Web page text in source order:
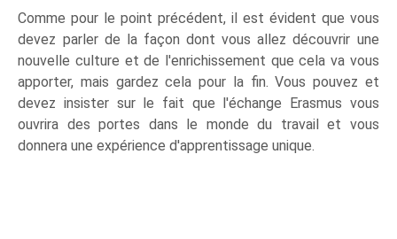
Comme pour le point précédent, il est évident que vous
devez parler de la façon dont vous allez découvrir une
nouvelle culture et de l'enrichissement que cela va vous
apporter, mais gardez cela pour la fin. Vous pouvez et
devez insister sur le fait que l'échange Erasmus vous
ouvrira des portes dans le monde du travail et vous
donnera une expérience d'apprentissage unique.